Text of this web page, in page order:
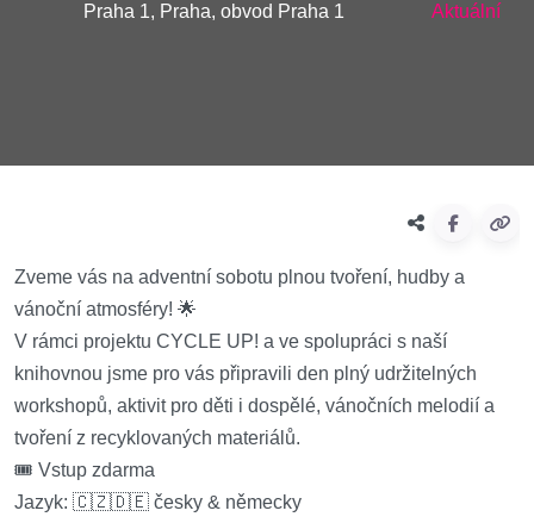
Praha 1, Praha, obvod Praha 1
Aktuální
Zveme vás na adventní sobotu plnou tvoření, hudby a
vánoční atmosféry! 🌟
V rámci projektu CYCLE UP! a ve spolupráci s naší
knihovnou jsme pro vás připravili den plný udržitelných
workshopů, aktivit pro děti i dospělé, vánočních melodií a
tvoření z recyklovaných materiálů.
🎟️ Vstup zdarma
Jazyk: 🇨🇿🇩🇪 česky & německy